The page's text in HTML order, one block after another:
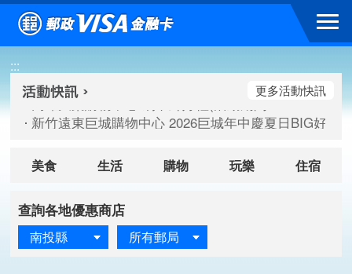
跳到主要內容區塊
:::
高雄大樂購物中心 刷卡郵好禮(活動期間：115/08/07-
臺北三創生活 有點東西第2波 刷卡郵好禮(活動期間：
高雄大樂購物中心 刷卡郵好禮(活動期間：115/08/07-
新竹遠東巨城購物中心 2026巨城年中慶夏日BIG好刷(
更多活動快訊
美食 生活 購物 玩樂 住宿
查詢各地優惠商店
南投縣 所有郵局